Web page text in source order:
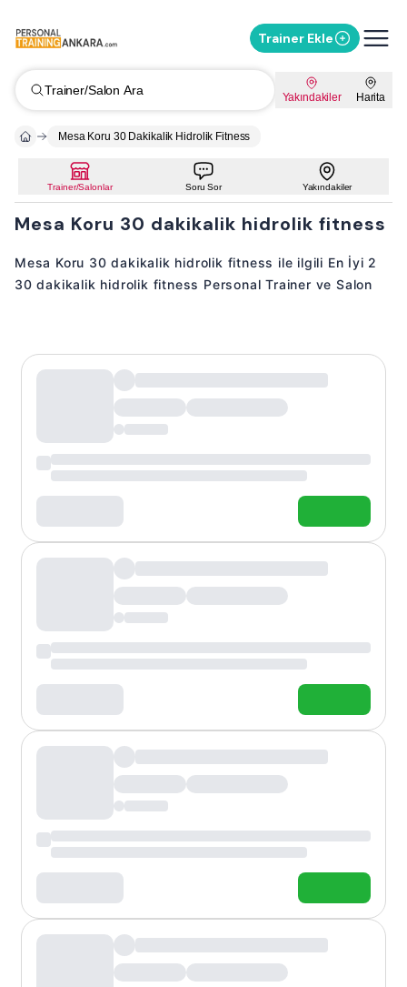
Trainer Ekle
Trainer/Salon Ara Yakındakiler Harita
Mesa Koru 30 Dakikalik Hidrolik Fitness
Trainer/Salonlar Soru Sor Yakındakiler
Mesa Koru 30 dakikalik hidrolik fitness
Mesa Koru 30 dakikalik hidrolik fitness ile ilgili En İyi 2
30 dakikalik hidrolik fitness Personal Trainer ve Salon